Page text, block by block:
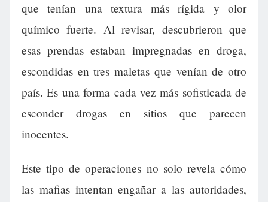
que tenían una textura más rígida y olor
químico fuerte. Al revisar, descubrieron que
esas prendas estaban impregnadas en droga,
escondidas en tres maletas que venían de otro
país. Es una forma cada vez más sofisticada de
esconder drogas en sitios que parecen
inocentes.
Este tipo de operaciones no solo revela cómo
las mafias intentan engañar a las autoridades,